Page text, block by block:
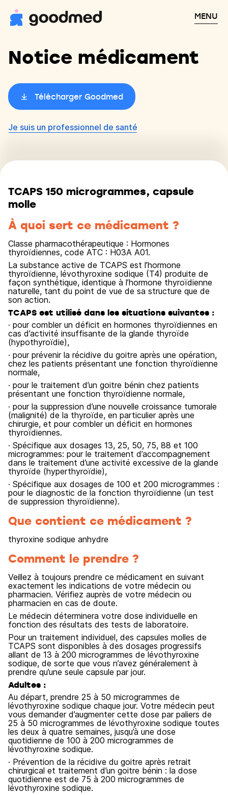
MENU
Notice médicament
Télécharger Goodmed
Je suis un professionnel de santé
TCAPS 150 microgrammes, capsule
molle
À quoi sert ce médicament ?
Classe pharmacothérapeutique : Hormones
thyroïdiennes, code ATC : H03A A01.
La substance active de TCAPS est l’hormone
thyroïdienne, lévothyroxine sodique (T4) produite de
façon synthétique, identique à l’hormone thyroïdienne
naturelle, tant du point de vue de sa structure que de
son action.
TCAPS est utilisé dans les situations suivantes :
· pour combler un déficit en hormones thyroïdiennes en
cas d’activité insuffisante de la glande thyroïde
(hypothyroïdie),
· pour prévenir la récidive du goitre après une opération,
chez les patients présentant une fonction thyroïdienne
normale,
· pour le traitement d’un goitre bénin chez patients
présentant une fonction thyroïdienne normale,
· pour la suppression d’une nouvelle croissance tumorale
(malignité) de la thyroïde, en particulier après une
chirurgie, et pour combler un déficit en hormones
thyroïdiennes.
· Spécifique aux dosages 13, 25, 50, 75, 88 et 100
microgrammes: pour le traitement d’accompagnement
dans le traitement d’une activité excessive de la glande
thyroïde (hyperthyroïdie),
· Spécifique aux dosages de 100 et 200 microgrammes :
pour le diagnostic de la fonction thyroïdienne (un test
de suppression thyroïdienne).
Que contient ce médicament ?
thyroxine sodique anhydre
Comment le prendre ?
Veillez à toujours prendre ce médicament en suivant
exactement les indications de votre médecin ou
pharmacien. Vérifiez auprès de votre médecin ou
pharmacien en cas de doute.
Le médecin déterminera votre dose individuelle en
fonction des résultats des tests de laboratoire.
Pour un traitement individuel, des capsules molles de
TCAPS sont disponibles à des dosages progressifs
allant de 13 à 200 microgrammes de lévothyroxine
sodique, de sorte que vous n’avez généralement à
prendre qu’une seule capsule par jour.
Adultes :
Au départ, prendre 25 à 50 microgrammes de
lévothyroxine sodique chaque jour. Votre médecin peut
vous demander d’augmenter cette dose par paliers de
25 à 50 microgrammes de lévothyroxine sodique toutes
les deux à quatre semaines, jusqu’à une dose
quotidienne de 100 à 200 microgrammes de
lévothyroxine sodique.
· Prévention de la récidive du goitre après retrait
chirurgical et traitement d’un goitre bénin : la dose
quotidienne est de 75 à 200 microgrammes de
lévothyroxine sodique.